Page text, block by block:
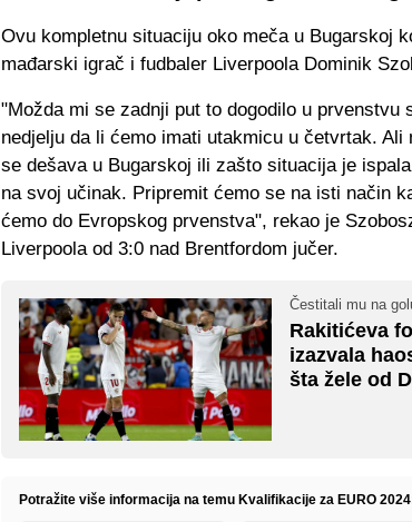
Ovu kompletnu situaciju oko meča u Bugarskoj
mađarski igrač i fudbaler Liverpoola Dominik
"Možda mi se zadnji put to dogodilo u prvenstvu
nedjelju da li ćemo imati utakmicu u četvrtak.
se dešava u Bugarskoj ili zašto situacija je
na svoj učinak. Pripremit ćemo se na isti način
ćemo do Evropskog prvenstva", rekao je
Liverpoola od 3:0 nad Brentfordom jučer.
Čestitali mu na
Rakitićeva
izazvala
šta žele od
Potražite više informacija na temu Kvalifikacije za EURO